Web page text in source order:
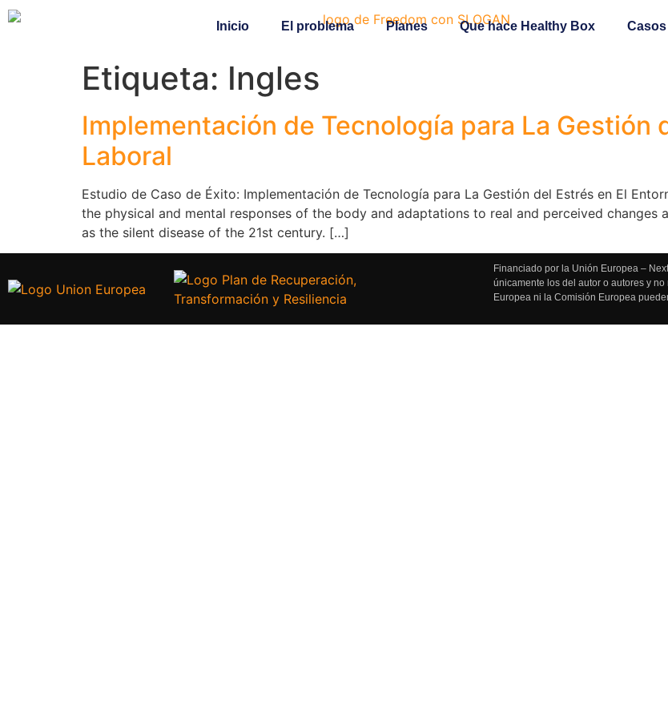
Inicio El problema Planes Que hace Healthy Box
Etiqueta: Ingles
Implementación de Tecnología para La Gestión
Laboral
Estudio de Caso de Éxito: Implementación de Tecnología para La Gestión del Estrés en El
the physical and mental responses of the body and adaptations to real and perceived changes
as the silent disease of the 21st century. […]
Financiado por la Unión Europea –
únicamente los del autor o autores y
Europea ni la Comisión Europea